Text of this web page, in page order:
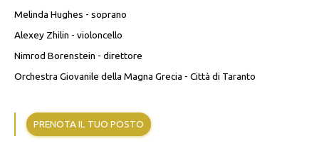
Melinda Hughes - soprano
Alexey Zhilin - violoncello
Nimrod Borenstein - direttore
Orchestra Giovanile della Magna Grecia - Città di Taranto
PRENOTA IL TUO POSTO